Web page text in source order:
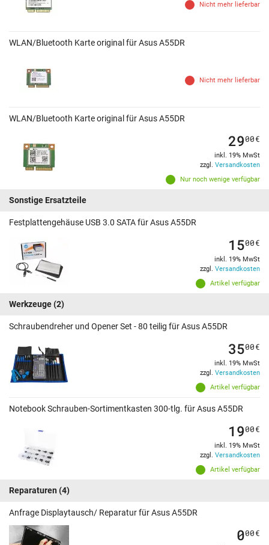
Nicht mehr lieferbar
WLAN/Bluetooth Karte original für Asus A55DR
Nicht mehr lieferbar
WLAN/Bluetooth Karte original für Asus A55DR
Nur noch wenige verfügbar
2900€
inkl. 19% MwSt
zzgl. Versandkosten
Sonstige Ersatzteile
Festplattengehäuse USB 3.0 SATA für Asus A55DR
Artikel verfügbar
1500€
inkl. 19% MwSt
zzgl. Versandkosten
Werkzeuge(2)
Schraubendreher und Opener Set - 80 teilig für Asus A55DR
Artikel verfügbar
3500€
inkl. 19% MwSt
zzgl. Versandkosten
Notebook Schrauben-Sortimentkasten 300-tlg. für Asus A55DR
Artikel verfügbar
1900€
inkl. 19% MwSt
zzgl. Versandkosten
Reparaturen (4)
Anfrage Displaytausch/ Reparatur für Asus A55DR
000€